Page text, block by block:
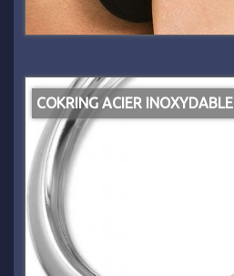
COKRING ACIER INOXYDABLE